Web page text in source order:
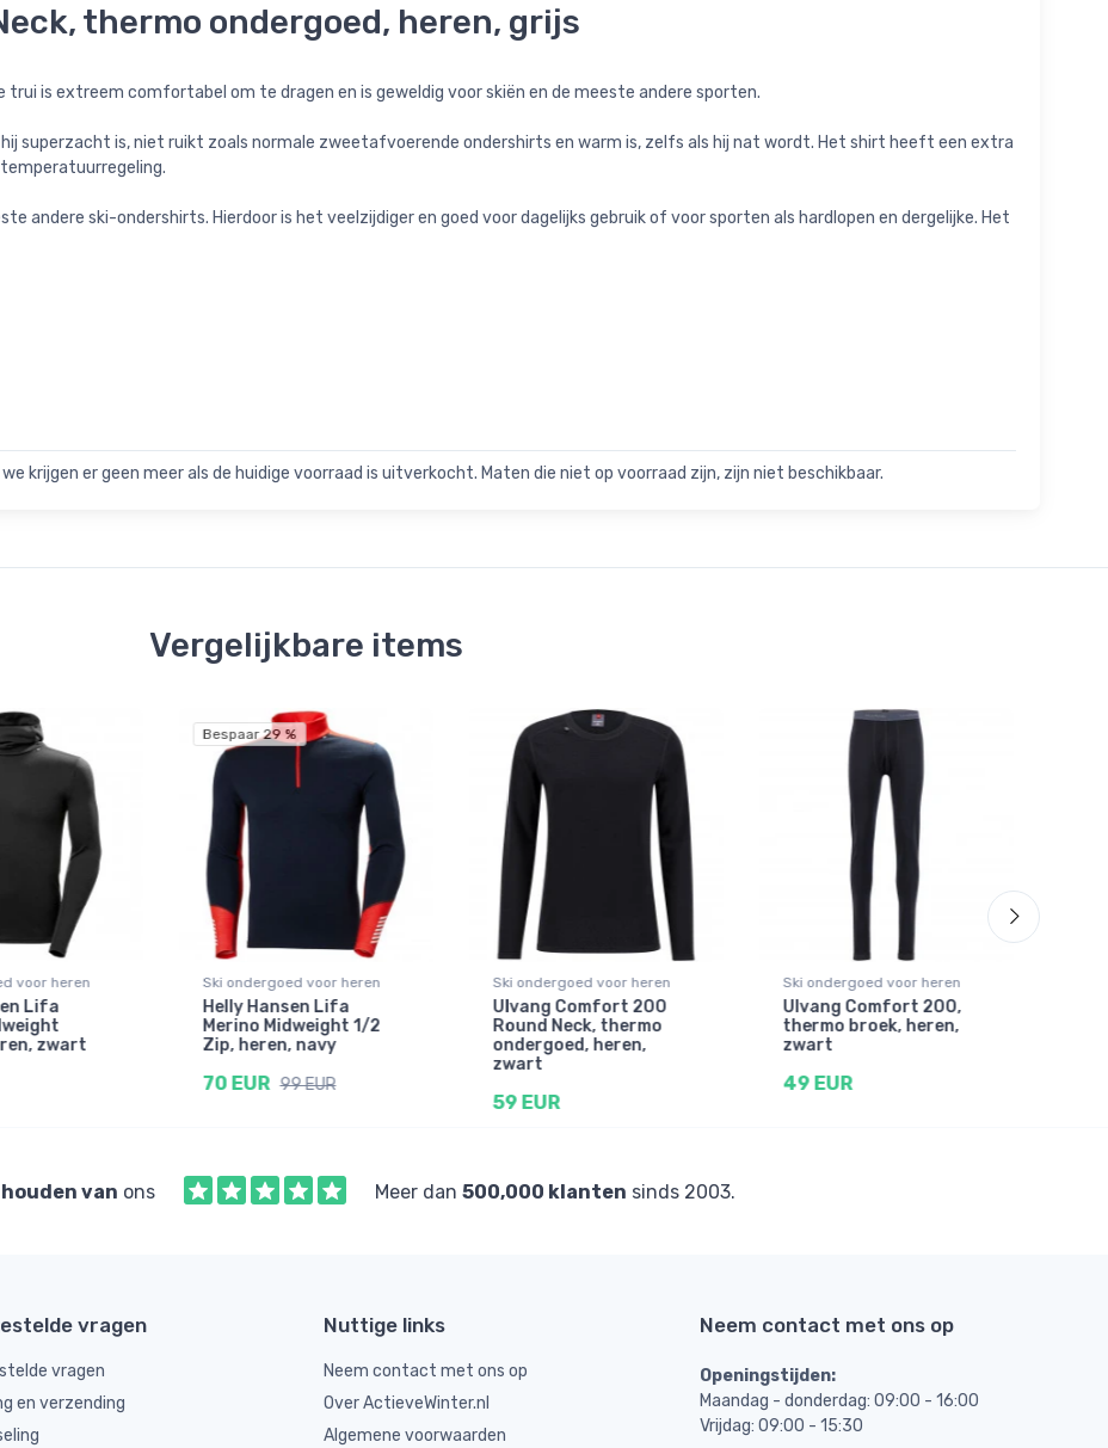
thermo ondergoed, heren, grijs
trui is extreem comfortabel om te dragen en is geweldig voor skiën en de meeste andere sporten.
superzacht is, niet ruikt zoals normale zweetafvoerende ondershirts en warm is, zelfs als hij nat wordt. Het shirt heeft een extra
andere ski-ondershirts. Hierdoor is het veelzijdiger en goed voor dagelijks gebruik of voor sporten als hardlopen en dergelijke. Het
krijgen er geen meer als de huidige voorraad is uitverkocht. Maten die niet op voorraad zijn, zijn niet beschikbaar.
Vergelijkbare items
voor heren
Lifa
zwart
Bespaar 29 %
Ski ondergoed voor heren
Helly Hansen Lifa
Merino Midweight 1/2
Zip, heren, navy
70 EUR 99 EUR
Ski ondergoed voor heren
Ulvang Comfort 200
Round Neck, thermo
ondergoed, heren,
zwart
59 EUR
Ski ondergoed voor heren
Ulvang Comfort 200,
thermo broek, heren,
zwart
49 EUR
houden van ons Meer dan 500,000 klanten sinds 2003.
vragen
vragen
en verzending
Nuttige links
Neem contact met ons op
Over ActieveWinter.nl
Algemene voorwaarden
Neem contact met ons op
Openingstijden:
Maandag - donderdag: 09:00 - 16:00
Vrijdag: 09:00 - 15:30